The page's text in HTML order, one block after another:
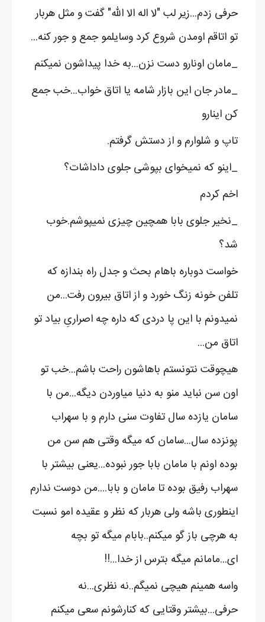
حرفی زدم...زیر لب "لا اله الا الله" گفت و مثل هربار
تو اتاقم اومدن شروع کرد وسایلمو جمع و جور کنه...
_مامان اونارو دست نزن...به خدا پیداشون نمیکنم
_مادر جان این بازار شامه یا اتاق خواب...خب جمع
کن اینارو
تاپ و شلوارم و از دستش گرفتم.
_اینو که نمیخوای بپوشی جلوی داداشات؟
اخم کردم
_نخیر جلوی بابا همچین چیزی نمیپوشم.خوب
شد؟
خواست دوباره باهام بحث و جدل راه بندازه که
تلفن خونه زنگ خورد و از اتاق بیرون رفت...من
نمیدونم با این پا دردی که داره چه اصراریِ بیاد تو
اتاق من...
هیچوقت نتونستم باهاشون راحت باشم...خب تو
اون سن نباید منو به دنیا میاوردن دیگه...من با
سامان یازده سال تفاوت سنی دارم و با سهراب
پونزده سال...سامان که میگه وقتی هم سن من
بوده اونم با مامان بابا جور نبوده...یعنی بیشتر با
سهراب رفیق بوده تا مامان و بابا....من دوست ندارم
اینطوری باشه ولی هربار که نظر و عقیده امو نسبت
به هرچی باز گو میکنم..بابام میگه تو بچه
ای...مامانم میگه بترس از خدا...!!
واسه همینم هیچی نمیگم..نه نظری...نه
حرفی...بیشتر وقتایی که کنارشونم سعی میکنم